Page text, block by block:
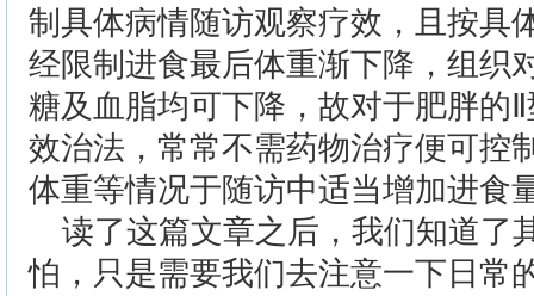
制具体病情随访观察疗效，且按具
经限制进食最后体重渐下降，组织
糖及血脂均可下降，故对于肥胖的
效治法，常常不需药物治疗便可控
体重等情况于随访中适当增加进食
读了这篇文章之后，我们知道了
怕，只是需要我们去注意一下日常